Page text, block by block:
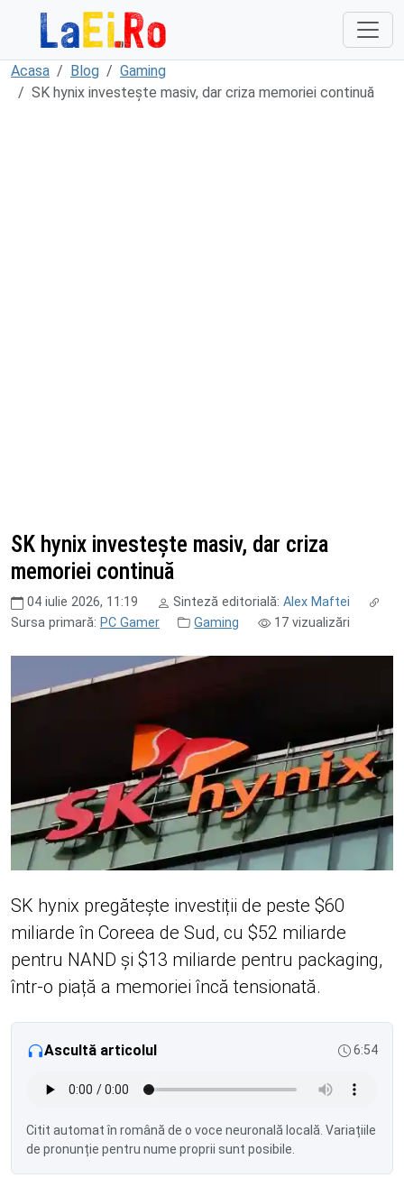
Sari la continut
Acasa Blog
Gaming
SK hynix investește masiv, dar criza memoriei continuă
SK hynix investește masiv, dar criza
memoriei continuă
04 iulie 2026, 11:19 Sinteză editorială: Alex Maftei
Sursa primară: PC Gamer Gaming 17vizualizări
SK hynix pregătește investiții de peste $60
miliarde în Coreea de Sud, cu $52 miliarde
pentru NAND și $13 miliarde pentru packaging,
într-o piață a memoriei încă tensionată.
Ascultă articolul 6:54
Citit automat în română de o voce neuronală locală. Variațiile
de pronunție pentru nume proprii sunt posibile.